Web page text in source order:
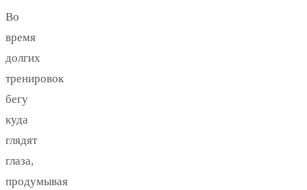
Во
время
долгих
тренировок
бегу
куда
глядят
глаза,
продумывая